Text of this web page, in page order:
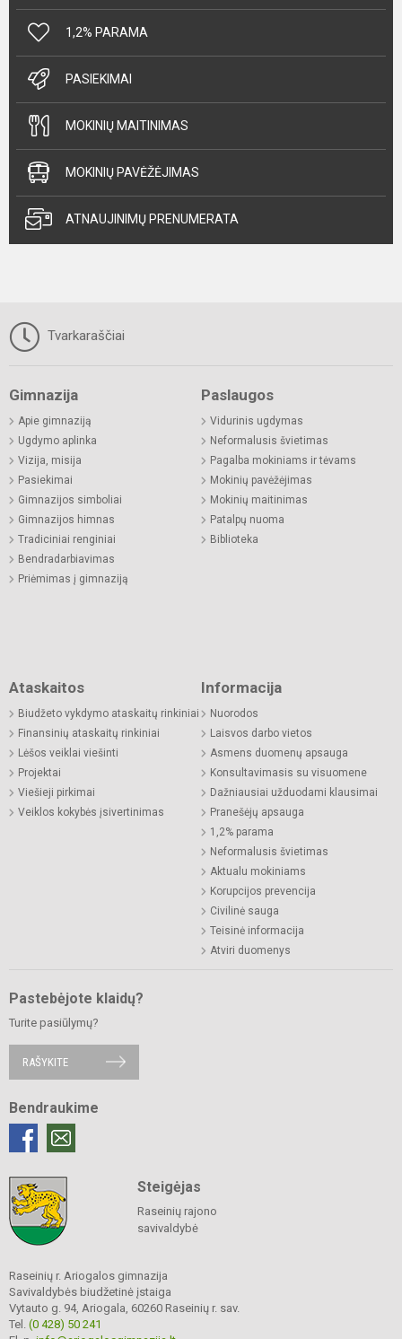
1,2% PARAMA
PASIEKIMAI
MOKINIŲ MAITINIMAS
MOKINIŲ PAVĖŽĖJIMAS
ATNAUJINIMŲ PRENUMERATA
Tvarkaraščiai
Gimnazija
Apie gimnaziją
Ugdymo aplinka
Vizija, misija
Pasiekimai
Gimnazijos simboliai
Gimnazijos himnas
Tradiciniai renginiai
Bendradarbiavimas
Priėmimas į gimnaziją
Paslaugos
Vidurinis ugdymas
Neformalusis švietimas
Pagalba mokiniams ir tėvams
Mokinių pavėžėjimas
Mokinių maitinimas
Patalpų nuoma
Biblioteka
Ataskaitos
Biudžeto vykdymo ataskaitų rinkiniai
Finansinių ataskaitų rinkiniai
Lėšos veiklai viešinti
Projektai
Viešieji pirkimai
Veiklos kokybės įsivertinimas
Informacija
Nuorodos
Laisvos darbo vietos
Asmens duomenų apsauga
Konsultavimasis su visuomene
Dažniausiai užduodami klausimai
Pranešėjų apsauga
1,2% parama
Neformalusis švietimas
Aktualu mokiniams
Korupcijos prevencija
Civilinė sauga
Teisinė informacija
Atviri duomenys
Pastebėjote klaidų?
Turite pasiūlymų?
RAŠYKITE
Bendraukime
Steigėjas
Raseinių rajono
savivaldybė
Raseinių r. Ariogalos gimnazija
Savivaldybės biudžetinė įstaiga
Vytauto g. 94, Ariogala, 60260 Raseinių r. sav.
Tel. (0 428) 50 241